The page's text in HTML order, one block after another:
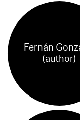
Fernán
(author)